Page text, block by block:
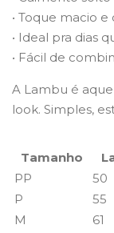
• Toque macio
• Ideal pra dias
• Fácil de
A Lambu é
look. Simples,
Tamanho
PP
50
P
55
M
61